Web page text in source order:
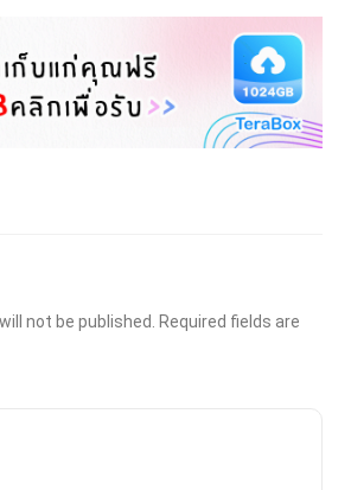
not be published. Required fields are